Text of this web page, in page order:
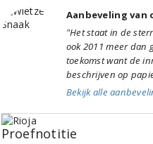
Aanbeveling van
"Het staat in de
ook 2011 meer dan
toekomst want de
beschrijven op
Bekijk alle
Proefnotitie